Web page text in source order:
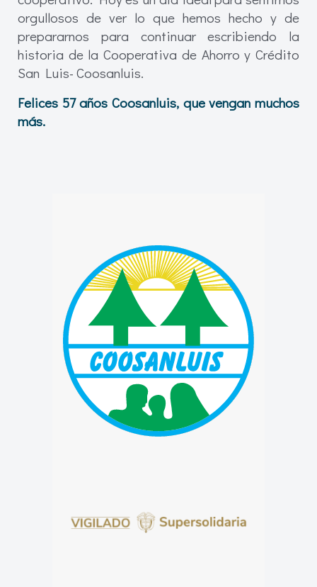
orgullosos de ver lo que hemos hecho y de
prepararnos para continuar escribiendo la
historia de la Cooperativa de Ahorro y Crédito
San Luis- Coosanluis.
Felices 57 años Coosanluis, que vengan muchos
más.